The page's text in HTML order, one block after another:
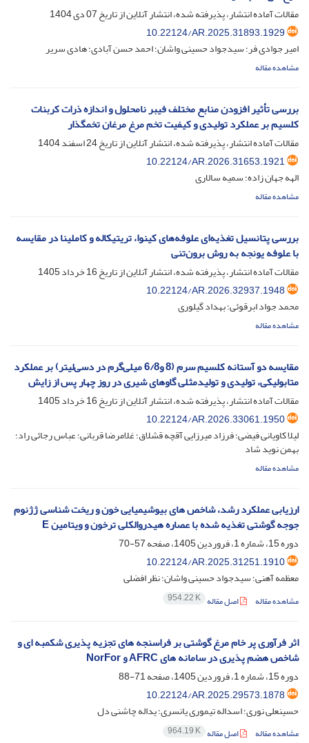
مقالات آماده انتشار، پذیرفته شده، انتشار آنلاین از تاریخ07 دی 1404
10.22124/AR.2025.31893.1929
امیر جوادی فر؛ سیدجواد حسینی واشان؛ احمد حسن آبادی؛ هادی سریر
مشاهده مقاله
‌‌‌‌بررسی تأثیر افزودن منابع مختلف فیبر نامحلول و اندازه ذرات کربنات
کلسیم بر عملکرد تولیدی و کیفیت تخم مرغ مرغان تخمگذار
مقالات آماده انتشار، پذیرفته شده، انتشار آنلاین از تاریخ24 اسفند 1404
10.22124/AR.2026.31653.1921
الهه جهان زاده؛ سمیه سالاری
مشاهده مقاله
بررسی پتانسیل تغذیه‌ای علوفه‌های کینوا، تریتیکاله و کاملینا در مقایسه
با علوفه یونجه به روش برون‌تنی
مقالات آماده انتشار، پذیرفته شده، انتشار آنلاین از تاریخ16 خرداد 1405
10.22124/AR.2026.32937.1948
محمد جواد ابرقوئی؛ بهداد گیلوری
مشاهده مقاله
مقایسه دو آستانه کلسیم سرم (8 و6/8 میلی‌گرم در دسی‌لیتر) بر عملکرد
متابولیکی، تولیدی و تولیدمثلی گاو‌ها‌ی شیری در روز چهار پس از زایش
مقالات آماده انتشار، پذیرفته شده، انتشار آنلاین از تاریخ16 خرداد 1405
10.22124/AR.2026.33061.1950
لیلا کاویانی فیضی؛ فرزاد میرزایی آقچه قشلاق؛ غلامرضا قربانی؛ عباس رجائی راد؛
بهمن نوید شاد
مشاهده مقاله
ارزیابی عملکرد رشد، شاخص های بیوشیمیایی خون و ریخت شناسی ژژنوم
جوجه گوشتی تغذیه شده با عصاره هیدروالکلی ترخون و ویتامین E
دوره 15، شماره 1، فروردین 1405، صفحه
57-70
10.22124/AR.2025.31251.1910
معظمه آهنی؛ سیدجواد حسینی واشان؛ نظر افضلی
مشاهده مقاله اصل مقاله 954.22 K
اثر فرآوری پر خام مرغ گوشتی بر فراسنجه های تجزیه پذیری شکمبه ای و
شاخص هضم پذیری در سامانه های AFRC و NorFor
دوره 15، شماره 1، فروردین 1405، صفحه
71-88
10.22124/AR.2025.29573.1878
حسینعلی نوری؛ اسداله تیموری یانسری؛ یداله چاشنی دل
مشاهده مقاله اصل مقاله 964.19 K